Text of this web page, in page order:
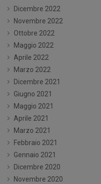
Dicembre 2022
Novembre 2022
Ottobre 2022
Maggio 2022
Aprile 2022
Marzo 2022
Dicembre 2021
Giugno 2021
Maggio 2021
Aprile 2021
Marzo 2021
Febbraio 2021
Gennaio 2021
Dicembre 2020
Novembre 2020